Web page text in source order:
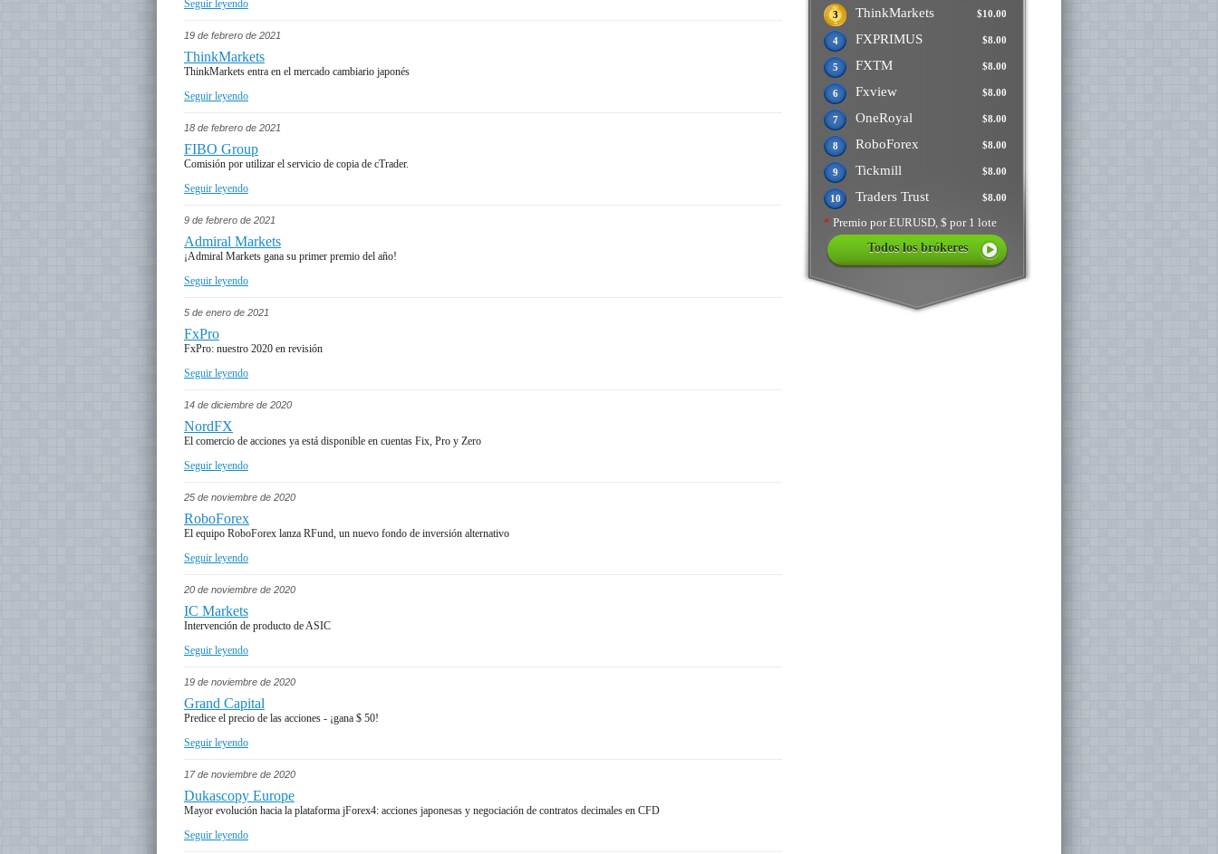
$10.00
3 ThinkMarkets
$8.00
4 FXPRIMUS
$8.00
5 FXTM
$8.00
6 Fxview
$8.00
7 OneRoyal
$8.00
8 RoboForex
$8.00
9 Tickmill
$8.00
10 Traders Trust
* Premio por EURUSD, $ por 1 lote
Todos los brókeres
Seguir leyendo
19 de febrero de 2021
ThinkMarkets
ThinkMarkets entra en el mercado cambiario japonés
Seguir leyendo
18 de febrero de 2021
FIBO Group
Comisión por utilizar el servicio de copia de cTrader.
Seguir leyendo
9 de febrero de 2021
Admiral Markets
¡Admiral Markets gana su primer premio del año!
Seguir leyendo
5 de enero de 2021
FxPro
FxPro: nuestro 2020 en revisión
Seguir leyendo
14 de diciembre de 2020
NordFX
El comercio de acciones ya está disponible en cuentas Fix, Pro y Zero
Seguir leyendo
25 de noviembre de 2020
RoboForex
El equipo RoboForex lanza RFund, un nuevo fondo de inversión alternativo
Seguir leyendo
20 de noviembre de 2020
IC Markets
Intervención de producto de ASIC
Seguir leyendo
19 de noviembre de 2020
Grand Capital
Predice el precio de las acciones - ¡gana $ 50!
Seguir leyendo
17 de noviembre de 2020
Dukascopy Europe
Mayor evolución hacia la plataforma jForex4: acciones japonesas y negociación de contratos decimales en CFD
Seguir leyendo